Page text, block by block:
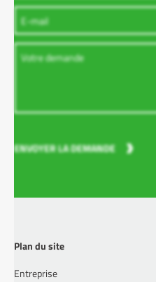
ENVOYER LA DEMANDE
Plan du site
Entreprise